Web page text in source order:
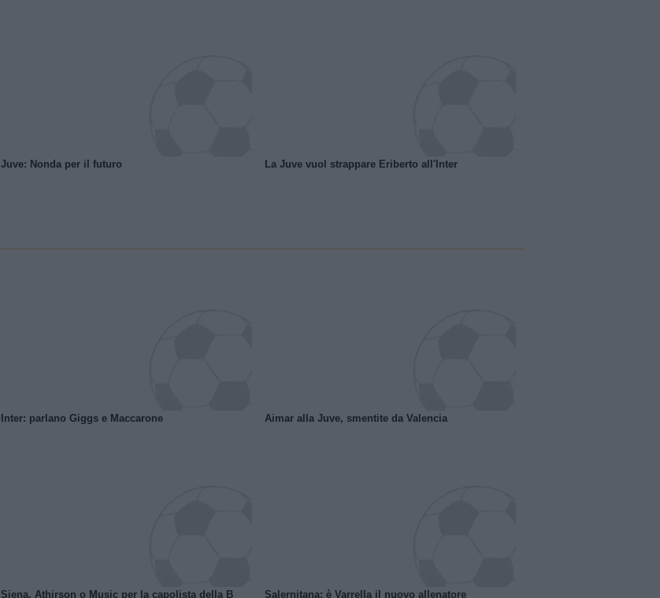
Juve: Nonda per il futuro La Juve vuol strappare Eriberto all'Inter
Inter: parlano Giggs e Maccarone Aimar alla Juve, smentite da Valencia
Siena, Athirson o Music per la capolista della B Salernitana: è Varrella il nuovo allenatore